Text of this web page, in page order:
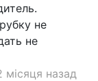
не
не
місяця назад